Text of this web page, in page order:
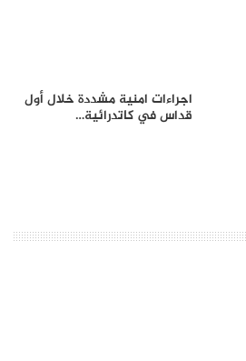
اجراءات امنية مشددة خلال أول
قداس في كاتدرائية…